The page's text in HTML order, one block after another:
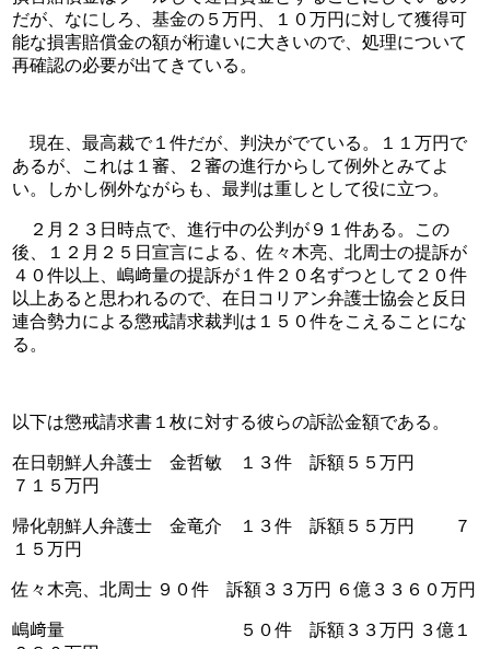
だが、なにしろ、基金の５万円、１０万円に対して獲得可
能な損害賠償金の額が桁違いに大きいので、処理について
再確認の必要が出てきている。
現在、最高裁で１件だが、判決がでている。１１万円で
あるが、これは１審、２審の進行からして例外とみてよ
い。しかし例外ながらも、最判は重しとして役に立つ。
２月２３日時点で、進行中の公判が９１件ある。この
後、１２月２５日宣言による、佐々木亮、北周士の提訴が
４０件以上、嶋﨑量の提訴が１件２０名ずつとして２０件
以上あると思われるので、在日コリアン弁護士協会と反日
連合勢力による懲戒請求裁判は１５０件をこえることにな
る。
以下は懲戒請求書１枚に対する彼らの訴訟金額である。
在日朝鮮人弁護士　金哲敏　１３件　訴額５５万円
７１５万円
帰化朝鮮人弁護士　金竜介　１３件　訴額５５万円 　　７
１５万円
佐々木亮、北周士 ９０件　訴額３３万円 ６億３３６０万円
嶋﨑量　　　　　　　　　　５０件　訴額３３万円 ３億１